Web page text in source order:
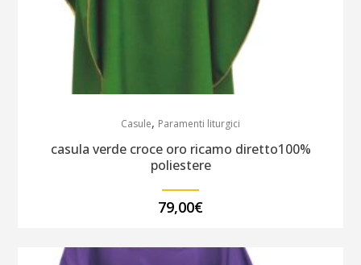
Casule, Paramenti liturgici
casula verde croce oro ricamo diretto100%
poliestere
79,00€